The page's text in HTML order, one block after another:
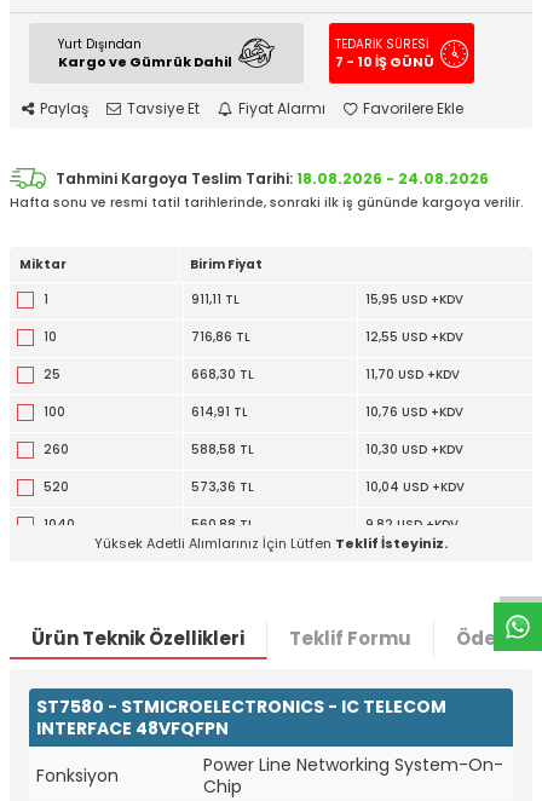
Yurt Dışından
Kargo ve Gümrük Dahil
TEDARİK SÜRESİ
7 - 10 İŞ GÜNÜ
Paylaş Tavsiye Et Fiyat Alarmı Favorilere Ekle
Tahmini Kargoya Teslim Tarihi:18.08.2026 - 24.08.2026
Hafta sonu ve resmi tatil tarihlerinde, sonraki ilk iş gününde kargoya verilir.
Miktar
Birim Fiyat
1
911,11 TL 15,95 USD +KDV
10 716,86 TL 12,55 USD +KDV
25 668,30 TL 11,70 USD +KDV
100 614,91 TL 10,76 USD +KDV
260 588,58 TL 10,30 USD +KDV
520 573,36 TL 10,04 USD +KDV
1040 560,88 TL 9,82 USD +KDV
Yüksek Adetli Alımlarınız İçin Lütfen Teklif İsteyiniz.
Ürün Teknik Özellikleri Teklif Formu Ödeme
ST7580 - STMICROELECTRONICS - IC TELECOM
INTERFACE 48VFQFPN
Fonksiyon
Power Line Networking System-On-
Chip